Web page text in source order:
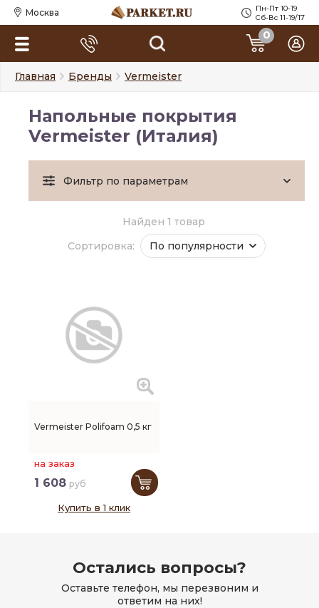
Москва
Пн-Пт 10-19
Сб-Вс 11-19/17
0
Главная Бренды Vermeister
Напольные покрытия
Vermeister (Италия)
Фильтр по параметрам
Найден 1 товар
Сортировка:
По популярности
Vermeister Polifoam 0,5 кг
на заказ
1 608 руб
Купить в 1 клик
Остались вопросы?
Оставьте телефон, мы перезвоним и
ответим на них!